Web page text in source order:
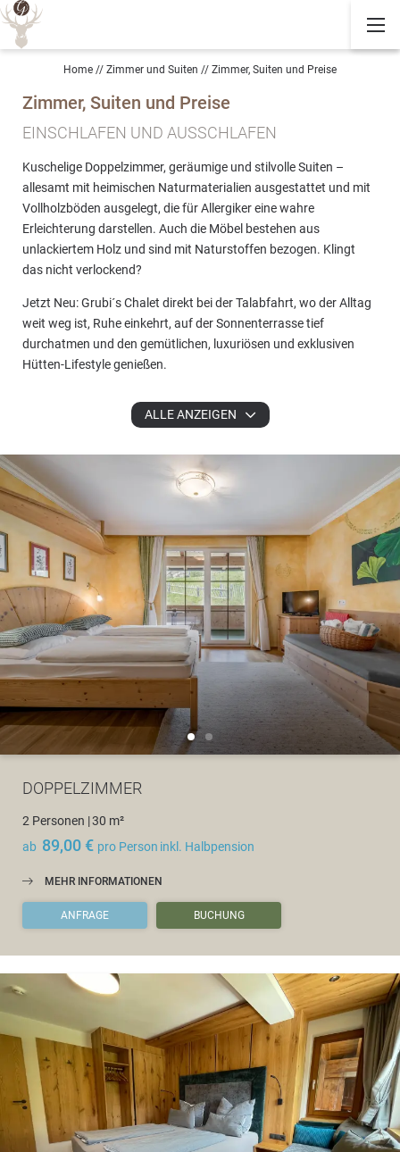
Home // Zimmer und Suiten // Zimmer, Suiten und Preise
Zimmer, Suiten und Preise
EINSCHLAFEN UND AUSSCHLAFEN
Kuschelige Doppelzimmer, geräumige und stilvolle Suiten –
allesamt mit heimischen Naturmaterialien ausgestattet und mit
Vollholzböden ausgelegt, die für Allergiker eine wahre
Erleichterung darstellen. Auch die Möbel bestehen aus
unlackiertem Holz und sind mit Naturstoffen bezogen. Klingt
das nicht verlockend?
Jetzt Neu: Grubi´s Chalet direkt bei der Talabfahrt, wo der Alltag
weit weg ist, Ruhe einkehrt, auf der Sonnenterrasse tief
durchatmen und den gemütlichen, luxuriösen und exklusiven
Hütten-Lifestyle genießen.
ALLE ANZEIGEN
DOPPELZIMMER
2 Personen |30 m²
ab 89,00 € pro Person inkl. Halbpension
MEHR INFORMATIONEN
ANFRAGE BUCHUNG